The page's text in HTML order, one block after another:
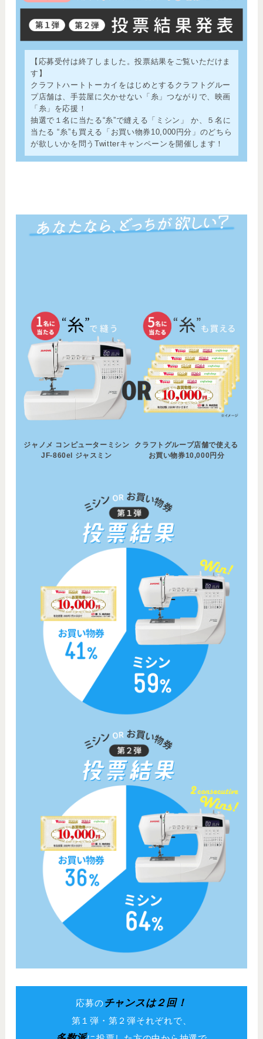
【応募受付は終了しました。投票結果をご覧いただけま
す】
クラフトハートトーカイをはじめとするクラフトグルー
プ店舗は、手芸屋に欠かせない「糸」つながりで、映画
「糸」を応援！
抽選で１名に当たる“糸”で縫える「ミシン」 か、５名に
当たる “糸”も買える「お買い物券10,000円分」のどちら
が欲しいかを問うTwitterキャンペーンを開催します！
ジャノメ コンピューターミシン
JF-860el ジャスミン
クラフトグループ店舗で使える
お買い物券10,000円分
応募のチャンスは２回！
第１弾・第２弾それぞれで、